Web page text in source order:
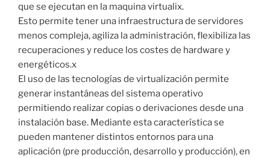
que se ejecutan en la maquina virtualix.
Esto permite tener una infraestructura de servidores
menos compleja, agiliza la administración, flexibiliza las
recuperaciones y reduce los costes de hardware y
energéticos.x
El uso de las tecnologías de virtualización permite
generar instantáneas del sistema operativo
permitiendo realizar copias o derivaciones desde una
instalación base. Mediante esta característica se
pueden mantener distintos entornos para una
aplicación (pre producción, desarrollo y producción), en